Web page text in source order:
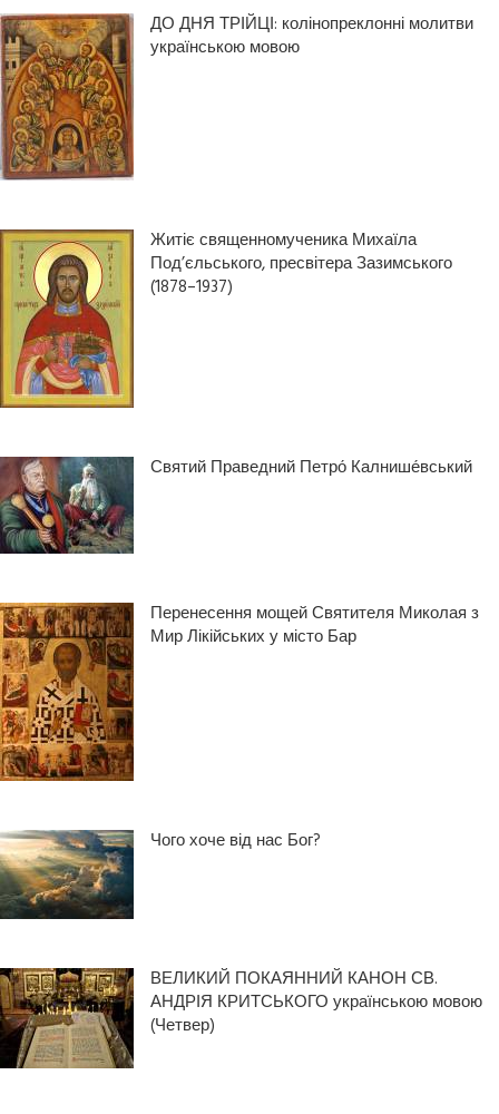
ДО ДНЯ ТРІЙЦІ: колінопреклонні молитви
українською мовою
Житіє священномученика Михаїла
Под’єльського, пресвітера Зазимського
(1878–1937)
Святий Праведний Петро́ Калнише́вський
Перенесення мощей Святителя Миколая з
Мир Лікійських у місто Бар
Чого хоче від нас Бог?
ВЕЛИКИЙ ПОКАЯННИЙ КАНОН СВ.
АНДРІЯ КРИТСЬКОГО українською мовою
(Четвер)